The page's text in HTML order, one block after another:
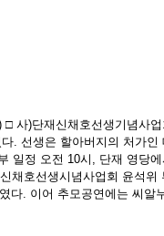
)단재신채호선생기념사
선생은 할아버지의 처가
정 오전 10시, 단재 영당
호선생시념사업회 윤석
. 이어 추모공연에는 씨